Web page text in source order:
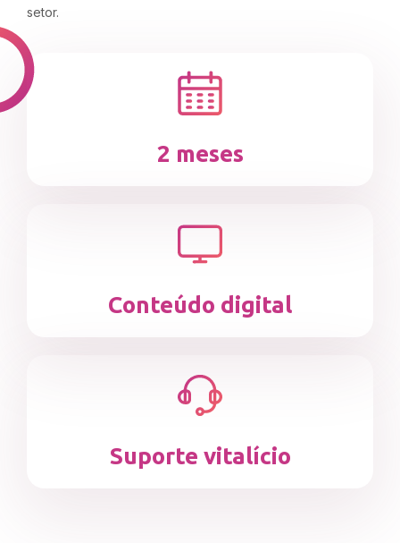
setor.
2 meses
Conteúdo digital
Suporte vitalício